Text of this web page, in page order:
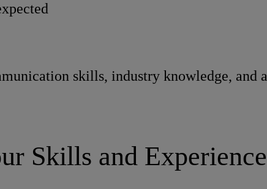
skills, industry knowledge, and
Skills and Experience